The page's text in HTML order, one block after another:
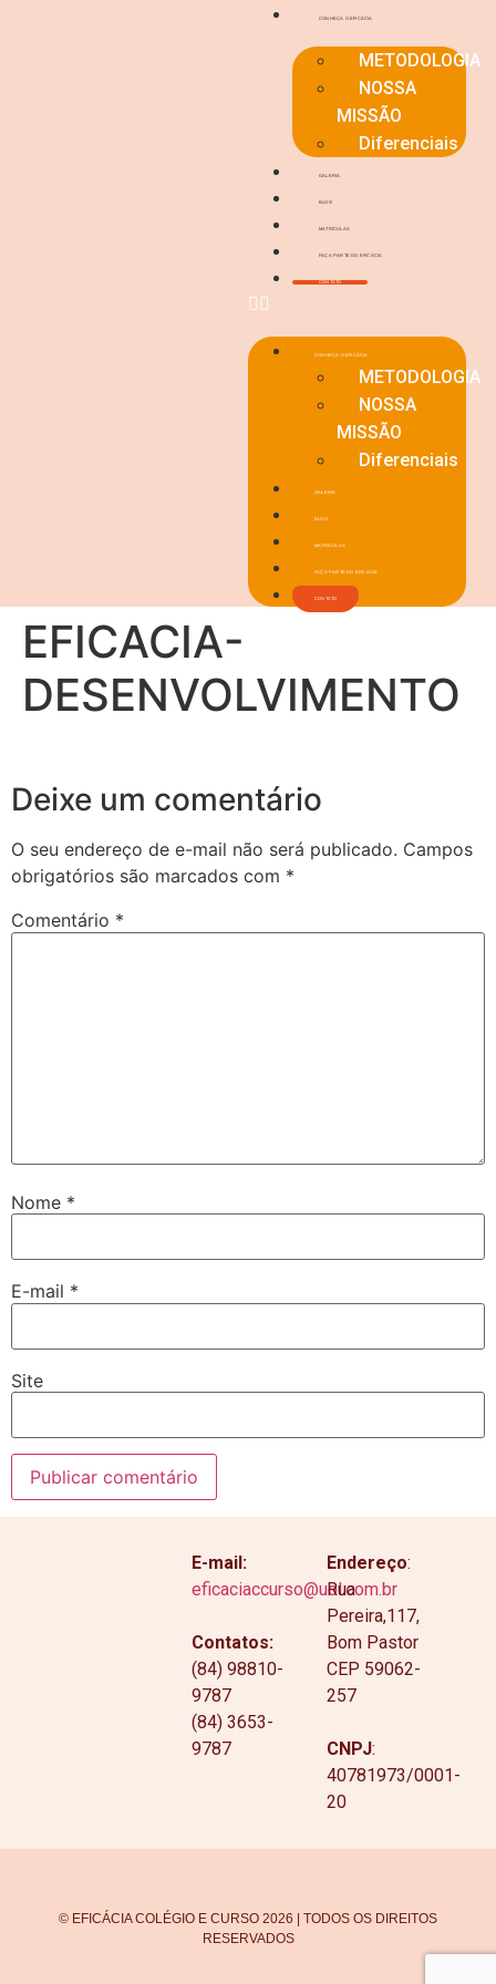
CONHEÇA O EFICÁCIA
METODOLOGIA
NOSSA
MISSÃO
Diferenciais
GALERIA
BLOG
MATRÍCULAS
FAÇA PARTE DO EFICÁCIA
CONTATO
CONHEÇA O EFICÁCIA
METODOLOGIA
NOSSA
MISSÃO
Diferenciais
GALERIA
BLOG
MATRÍCULAS
FAÇA PARTE DO EFICÁCIA
CONTATO
EFICACIA-
DESENVOLVIMENTO
Deixe um comentário
O seu endereço de e-mail não será publicado. Campos
obrigatórios são marcados com *
Comentário *
Nome *
E-mail *
Site
E-mail:
eficaciaccurso@uol.com.br
Contatos:
(84) 98810-
9787
(84) 3653-
9787
Endereço:
Rua
Pereira,117,
Bom Pastor
CEP 59062-
257
CNPJ:
40781973/0001-
20
© EFICÁCIA COLÉGIO E CURSO 2026 | TODOS OS DIREITOS
RESERVADOS